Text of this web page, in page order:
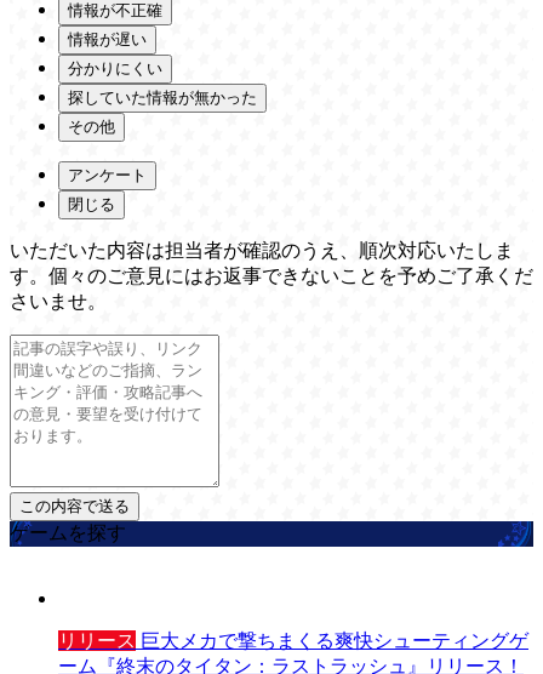
情報が不正確
情報が遅い
分かりにくい
探していた情報が無かった
その他
アンケート
閉じる
いただいた内容は担当者が確認のうえ、順次対応いたしま
す。個々のご意見にはお返事できないことを予めご了承くだ
さいませ。
ゲームを探す
リリース 巨大メカで撃ちまくる爽快シューティングゲ
ーム『終末のタイタン：ラストラッシュ』リリース！